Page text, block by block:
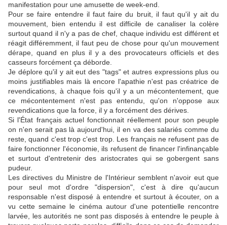
manifestation pour une amusette de week-end.
Pour se faire entendre il faut faire du bruit, il faut qu'il y ait du
mouvement, bien entendu il est difficile de canaliser la colère
surtout quand il n'y a pas de chef, chaque individu est différent et
réagit différemment, il faut peu de chose pour qu'un mouvement
dérape, quand en plus il y a des provocateurs officiels et des
casseurs forcément ça déborde.
Je déplore qu'il y ait eut des "tags" et autres expressions plus ou
moins justifiables mais là encore l'apathie n'est pas créatrice de
revendications, à chaque fois qu'il y a un mécontentement, que
ce mécontentement n'est pas entendu, qu'on n'oppose aux
revendications que la force, il y a forcément des dérives.
Si l'État français actuel fonctionnait réellement pour son peuple
on n'en serait pas là aujourd'hui, il en va des salariés comme du
reste, quand c'est trop c'est trop. Les français ne refusent pas de
faire fonctionner l'économie, ils refusent de financer l'infinançable
et surtout d'entretenir des aristocrates qui se gobergent sans
pudeur.
Les directives du Ministre de l'Intérieur semblent n'avoir eut que
pour seul mot d'ordre "dispersion", c'est à dire qu'aucun
responsable n'est disposé à entendre et surtout à écouter, on a
vu cette semaine le cinéma autour d'une potentielle rencontre
larvée, les autorités ne sont pas disposés à entendre le peuple à